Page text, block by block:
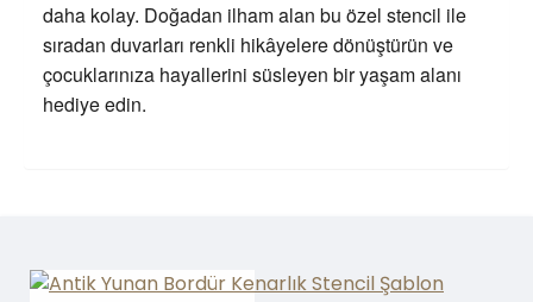
daha kolay. Doğadan ilham alan bu özel stencil ile
sıradan duvarları renkli hikâyelere dönüştürün ve
çocuklarınıza hayallerini süsleyen bir yaşam alanı
hediye edin.